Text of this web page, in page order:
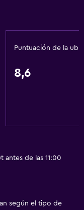
Puntuación de la
8,6
antes de las 11:00
según el tipo de